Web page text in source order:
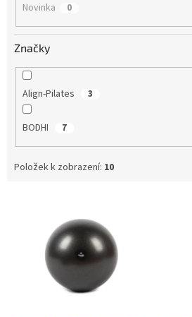
Novinka 0
Značky
Align-Pilates 3
BODHI 7
Položek k zobrazení: 10